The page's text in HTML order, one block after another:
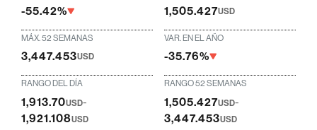
-55.42% 1,505.427USD
MÁX. 52 SEMANAS
3,447.453USD
VAR. EN EL AÑO
-35.76%
RANGO DEL DÍA
1,913.70USD-
1,921.108USD
RANGO 52 SEMANAS
1,505.427USD-
3,447.453USD